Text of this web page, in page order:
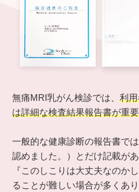
無痛MRI乳がん検診では、 利
は詳細な検査結果報告書が重要
一般的な健康診断の報告書で
認めました。）とだけ記載が
『このしこりは大丈夫なのか
ることが難しい場合が多くあり